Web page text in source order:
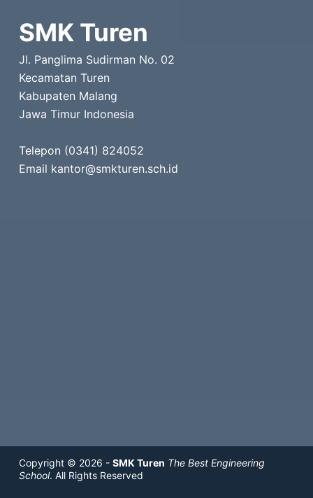
SMK Turen
Jl. Panglima Sudirman No. 02
Kecamatan Turen
Kabupaten Malang
Jawa Timur Indonesia
Telepon (0341) 824052
Email kantor@smkturen.sch.id
Copyright © 2026 - SMK Turen The Best Engineering
School. All Rights Reserved